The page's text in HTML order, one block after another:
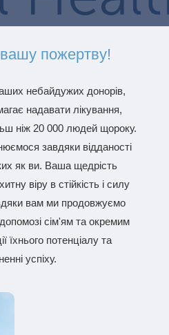
пожертву!
небайдужих донорів,
надавати лікування,
ніж 20 000 людей щороку.
завдяки відданості
як ви. Ваша щедрість
віру в стійкість і силу
вам ми продовжуємо
сім'ям та окремим
їхнього потенціалу та
успіху.